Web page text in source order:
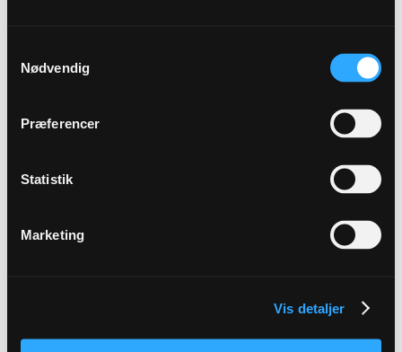
Nødvendig
Præferencer
Statistik
Marketing
Vis detaljer
0
0